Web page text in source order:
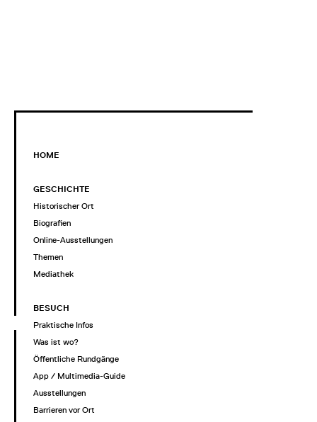
HOME
GESCHICHTE
Historischer Ort
Biografien
Online-Ausstellungen
Themen
Mediathek
BESUCH
Praktische Infos
Was ist wo?
Öffentliche Rundgänge
App / Multimedia-Guide
Ausstellungen
Barrieren vor Ort